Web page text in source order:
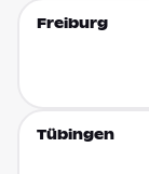
Freiburg
Tübingen